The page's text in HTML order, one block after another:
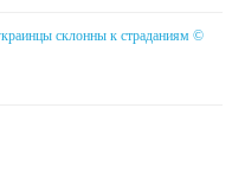
склонны к страданиям ©